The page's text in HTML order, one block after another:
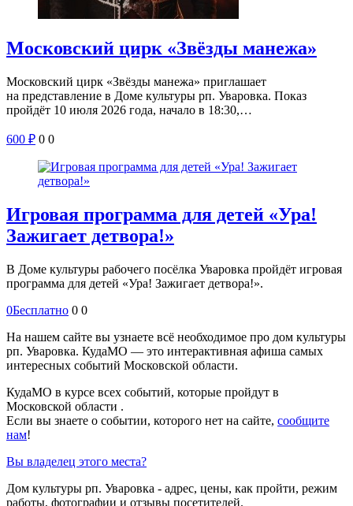
Московский цирк «Звёзды манежа»
Московский цирк «Звёзды манежа» приглашает
на представление в Доме культуры рп. Уваровка. Показ
пройдёт 10 июля 2026 года, начало в 18:30,…
600 ₽ 0 0
Игровая программа для детей «Ура!
Зажигает детвора!»
В Доме культуры рабочего посёлка Уваровка пройдёт игровая
программа для детей «Ура! Зажигает детвора!».
0Бесплатно 0 0
На нашем сайте вы узнаете всё необходимое про дом культуры
рп. Уваровка. КудаМО — это интерактивная афиша самых
интересных событий Московской области.
КудаМО в курсе всех событий, которые пройдут в
Московской области .
Если вы знаете о событии, которого нет на сайте, сообщите
нам!
Вы владелец этого места?
Дом культуры рп. Уваровка - адрес, цены, как пройти, режим
работы, фотографии и отзывы посетителей.